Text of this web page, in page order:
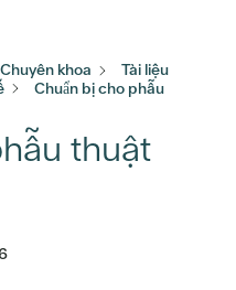
Chuyên khoa
Tài liệu
Chuẩn bị cho phẫu
thuật